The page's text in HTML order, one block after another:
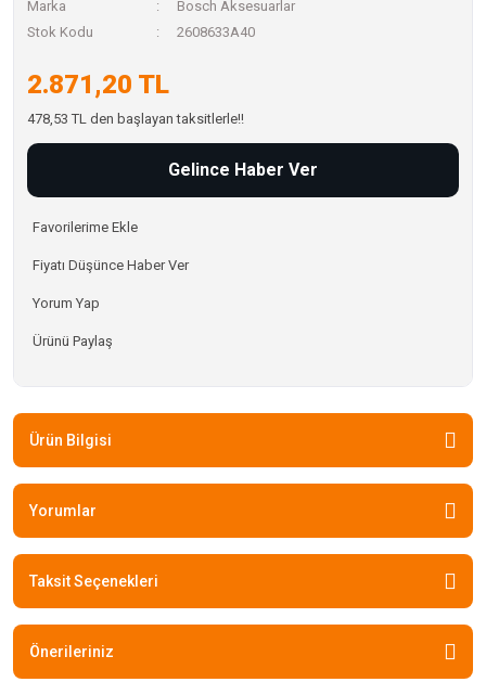
Marka
Bosch Aksesuarlar
Stok Kodu
2608633A40
2.871,20 TL
478,53 TL den başlayan taksitlerle!!
Gelince Haber Ver
Fiyatı Düşünce Haber Ver
Yorum Yap
Ürünü Paylaş
Ürün Bilgisi
Yorumlar
Taksit Seçenekleri
Önerileriniz